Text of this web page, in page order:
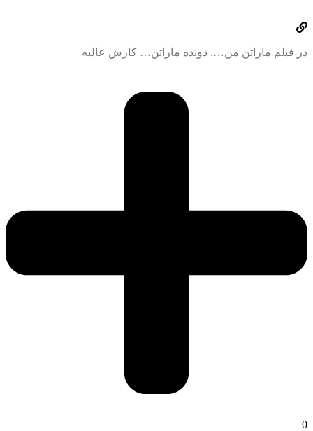
ماراتن من…. دونده ماراتن… کارش عالیه